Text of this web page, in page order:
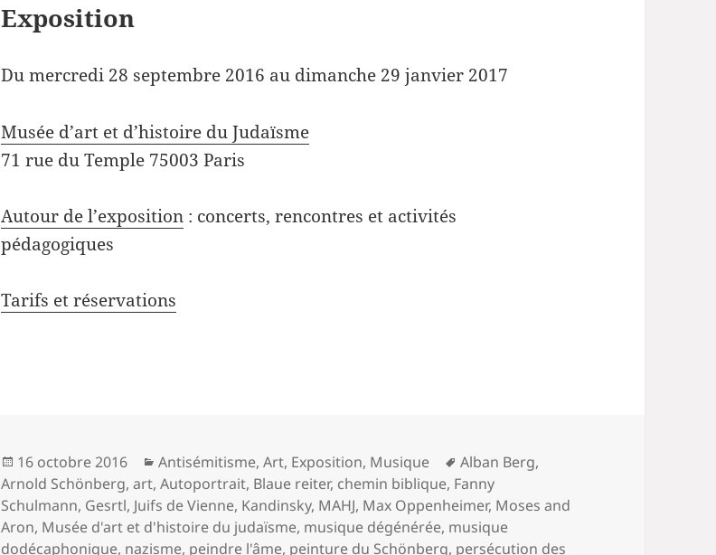
Exposition
Du mercredi 28 septembre 2016 au dimanche 29 janvier 2017
Musée d’art et d’histoire du Judaïsme
71 rue du Temple 75003 Paris
Autour de l’exposition : concerts, rencontres et activités
pédagogiques
Tarifs et réservations
Publié
le
16 octobre 2016 Catégories
Antisémitisme,Art, Exposition, Musique
Mots-
clés
Alban Berg,
Arnold Schönberg,art,Autoportrait, Blaue reiter, chemin biblique, Fanny
Schulmann, Gesrtl, Juifs de Vienne, Kandinsky, MAHJ, Max Oppenheimer, Moses and
Aron, Musée d'art et d'histoire du judaïsme, musique dégénérée, musique
dodécaphonique, nazisme, peindre l'âme, peinture du Schönberg, persécution des